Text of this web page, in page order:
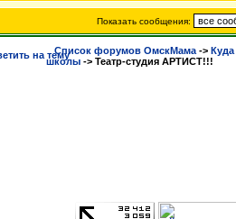
Показать сообщения:
Список форумов ОмскМама -> Куда
школы -> Театр-студия АРТИСТ!!!